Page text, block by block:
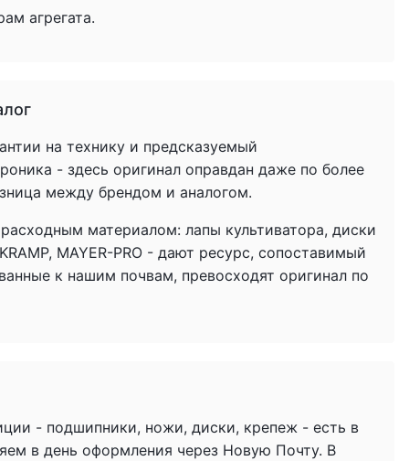
агрегата.
на технику и предсказуемый
- здесь оригинал оправдан даже по более
между брендом и аналогом.
материалом: лапы культиватора, диски
MAYER-PRO - дают ресурс, сопоставимый
к нашим почвам, превосходят оригинал по
- подшипники, ножи, диски, крепеж - есть в
в день оформления через Новую Почту. В